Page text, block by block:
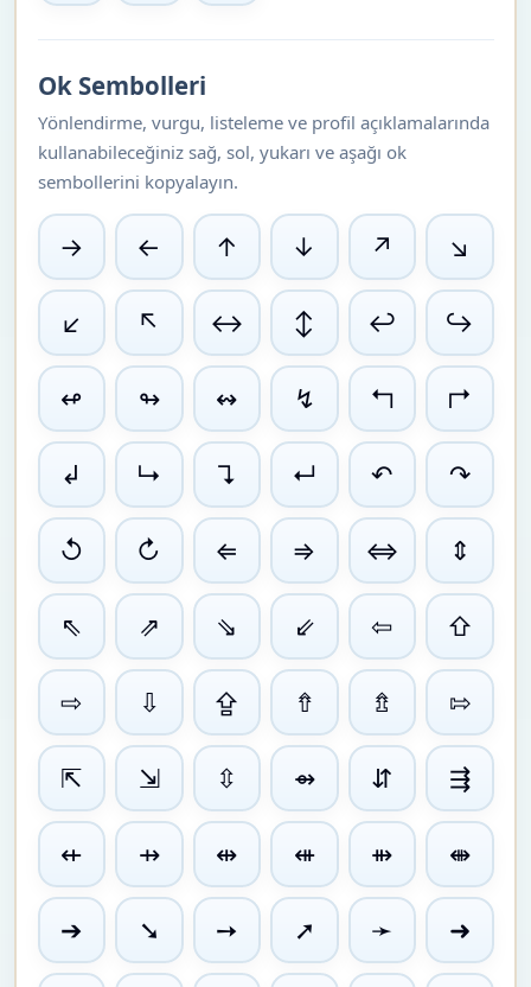
Ok Sembolleri
Yönlendirme, vurgu, listeleme ve profil açıklamalarında
kullanabileceğiniz sağ, sol, yukarı ve aşağı ok
sembollerini kopyalayın.
→ ← ↑ ↓ ↗ ↘
↙ ↖ ↔ ↕ ↩ ↪
↫ ↬ ↭ ↯ ↰ ↱
↲ ↳ ↴ ↵ ↶ ↷
↺ ↻ ⇐ ⇒ ⇔ ⇕
⇖ ⇗ ⇘ ⇙ ⇦ ⇧
⇨ ⇩ ⇪ ⇮ ⇯ ⇰
⇱ ⇲ ⇳ ⇴ ⇵ ⇶
⇷ ⇸ ⇹ ⇺ ⇻ ⇼
➔ ➘ ➙ ➚ ➛ ➜